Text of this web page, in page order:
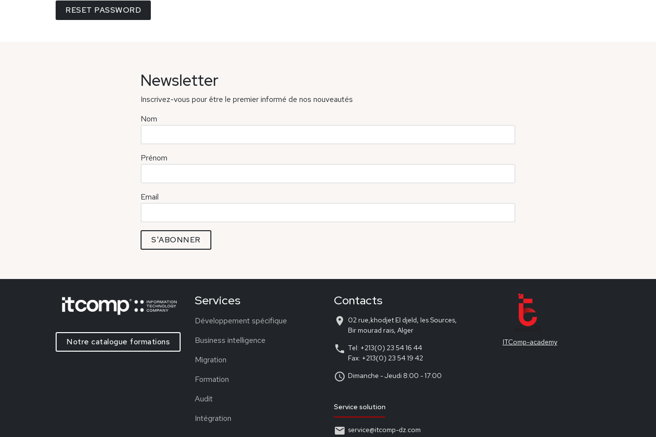
RESET PASSWORD
Newsletter
Inscrivez-vous pour être le premier informé de nos nouveautés
Nom
Prénom
Email
Notre catalogue formations
Services
Développement spécifique
Business intelligence
Migration
Formation
Audit
Intégration
Contacts
place
02 rue,khodjet El djeld, les Sources,
Bir mourad rais, Alger
phone Tel: +213(0) 23 54 16 44
Fax: +213(0) 23 54 19 42
schedule Dimanche - Jeudi 8:00 - 17:00
Service solution
email service@itcomp-dz.com
ITComp-academy